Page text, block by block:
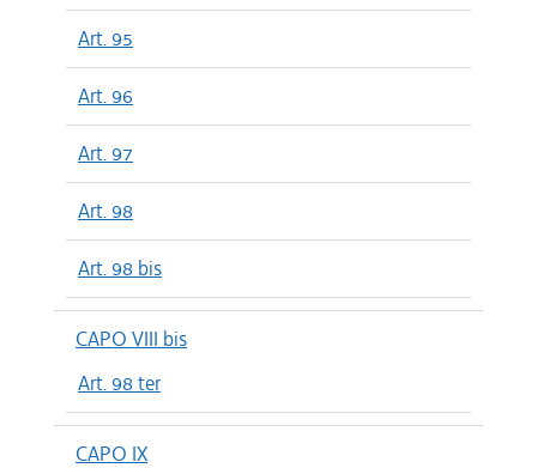
Art. 95
Art. 96
Art. 97
Art. 98
Art. 98 bis
CAPO VIII bis
Art. 98 ter
CAPO IX